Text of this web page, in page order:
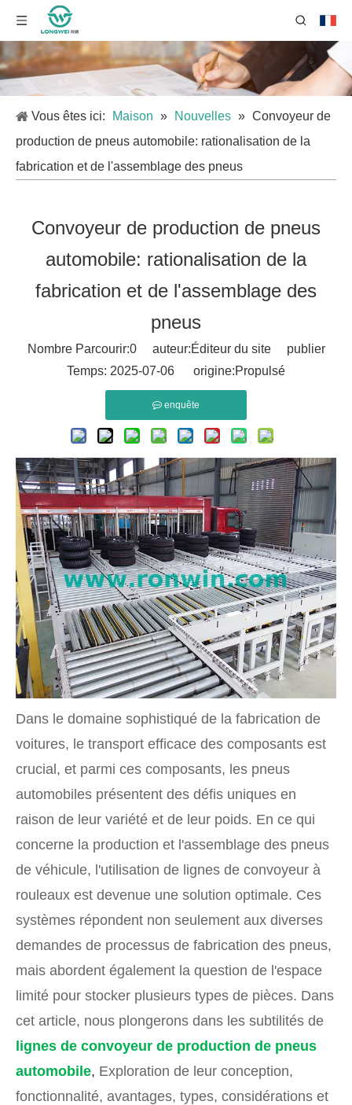
Vous êtes ici: Maison » Nouvelles » Convoyeur de
production de pneus automobile: rationalisation de la
fabrication et de l'assemblage des pneus
Convoyeur de production de pneus
automobile: rationalisation de la
fabrication et de l'assemblage des
pneus
Nombre Parcourir:0auteur:Éditeur du site publier
Temps: 2025-07-06 origine:Propulsé
enquête
Dans le domaine sophistiqué de la fabrication de
voitures, le transport efficace des composants est
crucial, et parmi ces composants, les pneus
automobiles présentent des défis uniques en
raison de leur variété et de leur poids. En ce qui
concerne la production et l'assemblage des pneus
de véhicule, l'utilisation de lignes de convoyeur à
rouleaux est devenue une solution optimale. Ces
systèmes répondent non seulement aux diverses
demandes de processus de fabrication des pneus,
mais abordent également la question de l'espace
limité pour stocker plusieurs types de pièces. Dans
cet article, nous plongerons dans les subtilités de
lignes de convoyeur de production de pneus
automobile, Exploration de leur conception,
fonctionnalité, avantages, types, considérations et